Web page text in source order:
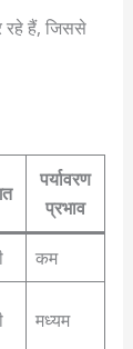
रहे हैं, जिससे
पर्यावरण
प्रभाव
कम
मध्यम